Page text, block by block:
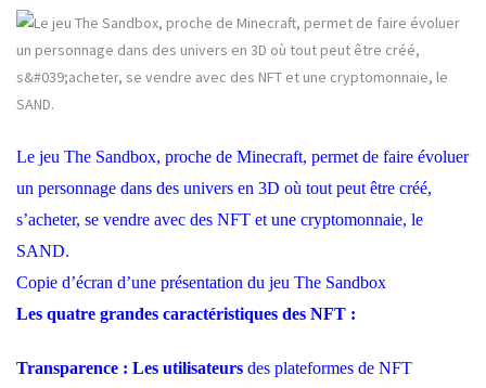
Le jeu The Sandbox, proche de Minecraft, permet de faire évoluer
un personnage dans des univers en 3D où tout peut être créé,
s’acheter, se vendre avec des NFT et une cryptomonnaie, le
SAND.
Copie d’écran d’une présentation du jeu The Sandbox
Les quatre grandes caractéristiques des NFT :
Transparence : Les utilisateurs des plateformes de NFT